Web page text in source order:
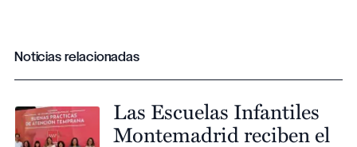
Noticias relacionadas
Las Escuelas Infantiles
Montemadrid reciben el